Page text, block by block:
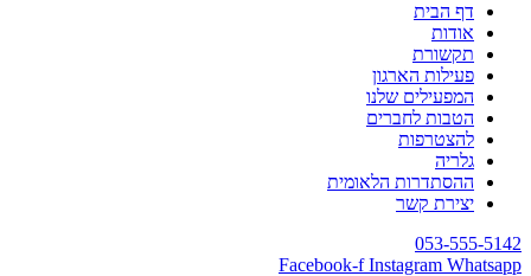
דף הבית
אודות
תקשורת
פעילות הארגון
המפעילים שלנו
הטבות לחברים
להצטרפות
גלריה
ההסתדרות הלאומית
יצירת קשר
053-555-5142
Facebook-f Instagram Whatsapp